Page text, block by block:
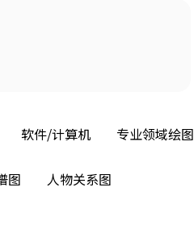
软件/计算机 专业领域绘图
图 人物关系图